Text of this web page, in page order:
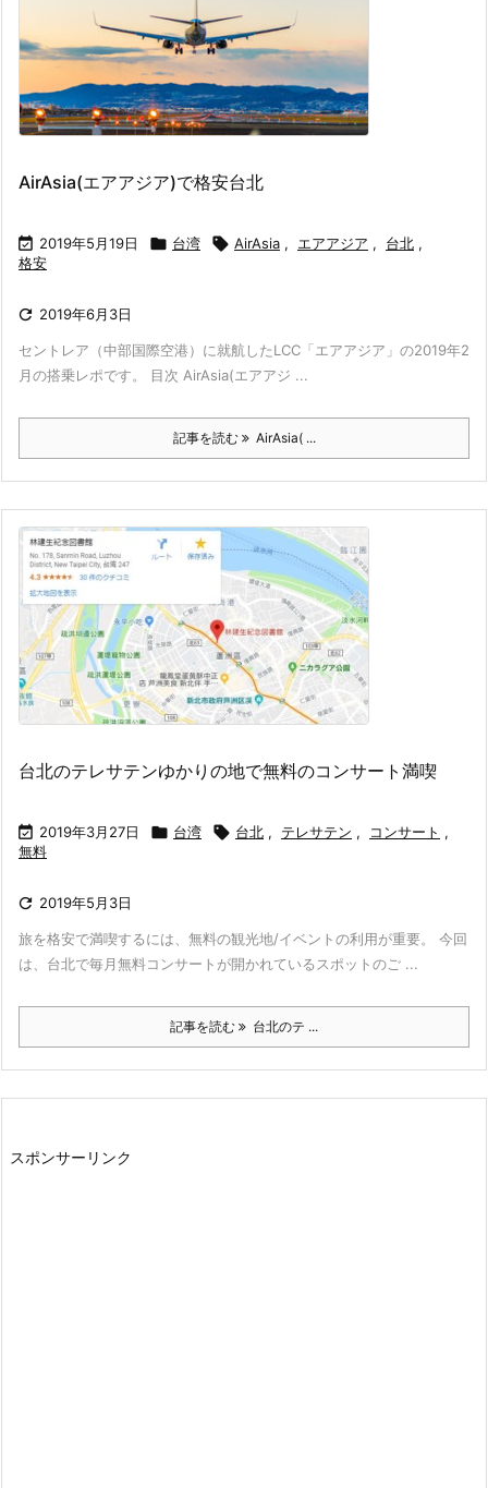
AirAsia(エアアジア)で格安台北
 2019年5月19日  台湾  AirAsia , エアアジア , 台北 ,
格安
 2019年6月3日
セントレア（中部国際空港）に就航したLCC「エアアジア」の2019年2
月の搭乗レポです。 目次 AirAsia(エアアジ ...
記事を読む AirAsia( ...
台北のテレサテンゆかりの地で無料のコンサート満喫
 2019年3月27日  台湾  台北 , テレサテン , コンサート ,
無料
 2019年5月3日
旅を格安で満喫するには、無料の観光地/イベントの利用が重要。 今回
は、台北で毎月無料コンサートが開かれているスポットのご ...
記事を読む 台北のテ ...
スポンサーリンク